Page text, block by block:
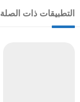
التطبيقات ذات الصلة